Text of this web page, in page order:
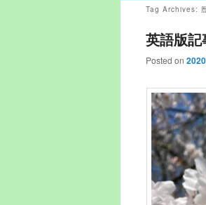
Tag Archives:
英語版記
Posted on